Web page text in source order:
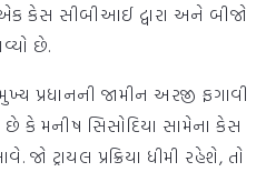
કેસ સીબીઆઈ દ્વારા અને બીજો
છે.
મુખ્ય પ્રધાનની જામીન અરજી ફગાવી
છે કે મનીષ સિસોદિયા સામેના કેસ
જો ટ્રાયલ પ્રક્રિયા ધીમી રહેશે, તો